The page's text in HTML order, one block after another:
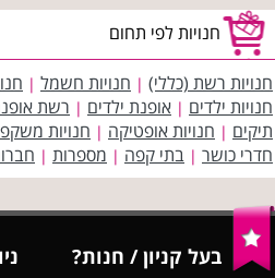
חנויות לפי תחום
חנויות רשת (כללי) | חנויות חשמל |
חנויות ילדים | אופנת ילדים | רשת
תיקים | חנויות אופטיקה | חנויות
חדרי כושר | בתי קפה | מספרות |
בעל קניון / חנות?